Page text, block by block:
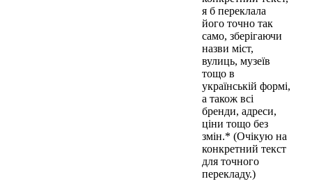
я б переклала
його точно так
само, зберігаючи
назви міст,
вулиць, музеїв
тощо в
українській формі,
а також всі
бренди, адреси,
ціни тощо без
змін.* (Очікую на
конкретний текст
для точного
перекладу.)